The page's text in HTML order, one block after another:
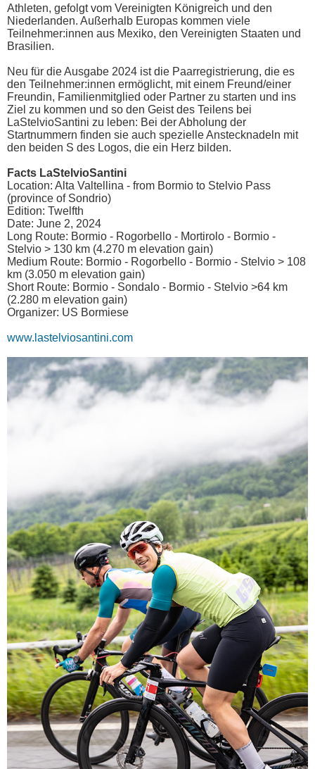
Athleten, gefolgt vom Vereinigten Königreich und den
Niederlanden. Außerhalb Europas kommen viele
Teilnehmer:innen aus Mexiko, den Vereinigten Staaten und
Brasilien.
Neu für die Ausgabe 2024 ist die Paarregistrierung, die es
den Teilnehmer:innen ermöglicht, mit einem Freund/einer
Freundin, Familienmitglied oder Partner zu starten und ins
Ziel zu kommen und so den Geist des Teilens bei
LaStelvioSantini zu leben: Bei der Abholung der
Startnummern finden sie auch spezielle Anstecknadeln mit
den beiden S des Logos, die ein Herz bilden.
Facts LaStelvioSantini
Location: Alta Valtellina - from Bormio to Stelvio Pass
(province of Sondrio)
Edition: Twelfth
Date: June 2, 2024
Long Route: Bormio - Rogorbello - Mortirolo - Bormio -
Stelvio > 130 km (4.270 m elevation gain)
Medium Route: Bormio - Rogorbello - Bormio - Stelvio > 108
km (3.050 m elevation gain)
Short Route: Bormio - Sondalo - Bormio - Stelvio >64 km
(2.280 m elevation gain)
Organizer: US Bormiese
www.lastelviosantini.com